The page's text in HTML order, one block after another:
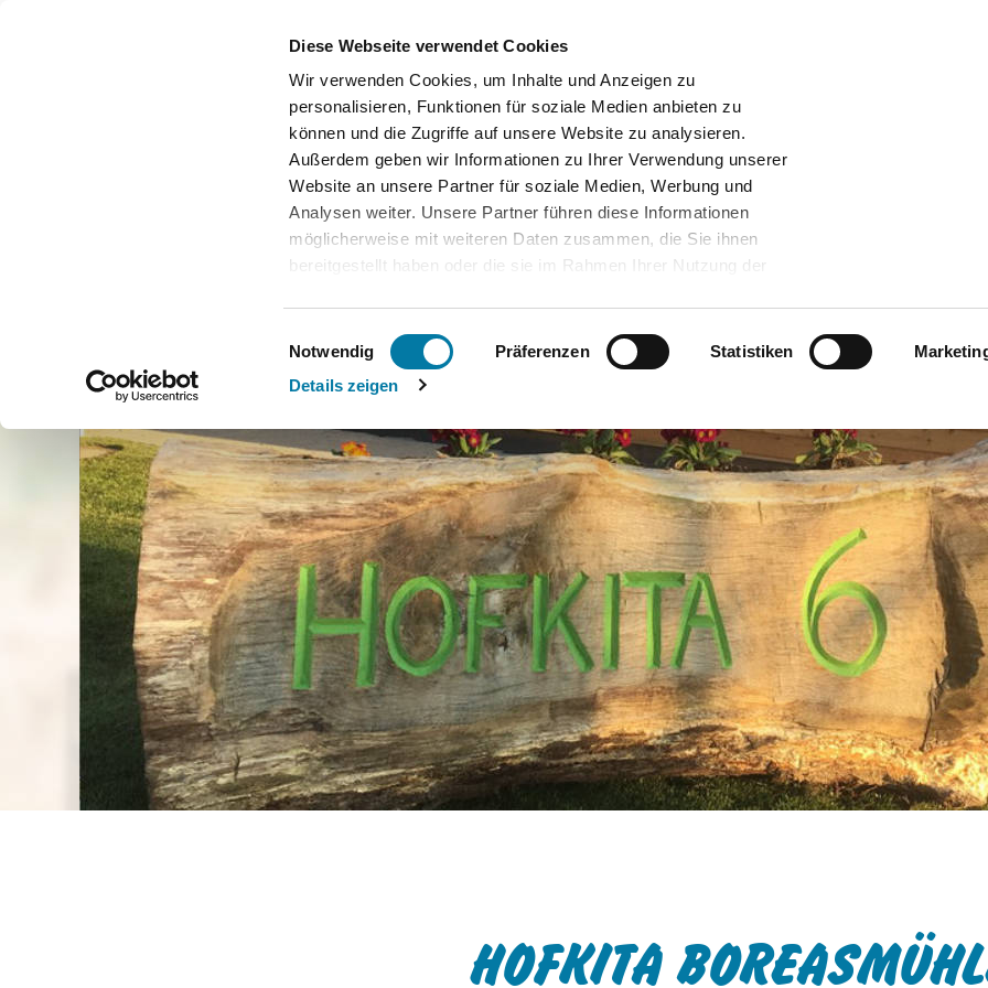
Diese Webseite verwendet Cookies
Wir verwenden Cookies, um Inhalte und Anzeigen zu
personalisieren, Funktionen für soziale Medien anbieten zu
können und die Zugriffe auf unsere Website zu analysieren.
Außerdem geben wir Informationen zu Ihrer Verwendung unserer
Website an unsere Partner für soziale Medien, Werbung und
Analysen weiter. Unsere Partner führen diese Informationen
möglicherweise mit weiteren Daten zusammen, die Sie ihnen
bereitgestellt haben oder die sie im Rahmen Ihrer Nutzung der
in den USA. Die Europäische Kommission hat am 10. Juli 2023
einen Angemessenheitsbeschluss gefasst, der ein hinreichendes
Datenschutzniveau für Datenverarbeitungen durch nach dem Data
bescheinigt. Sowohl die Liste der zertifizierten Unternehmen, als
auch weitere Informationen zu dem Data Privacy Framework
können Sie auf der Website des Handelsministeriums der USA
unterhttps://www.dataprivacyframework.gov
. Bei nicht-
zertifizierten Unternehmen besteht weiterhin das Risiko, dass Ihre
Daten durch US-Behörden zu Kontroll- und
Überwachungszwecken verarbeitet werden könnten, ohne dass
hiergegen ausreichende Rechtsmittel zur Verfügung stehen.
Indem Sie auf 'Alle Cookies zulassen' klicken, willigen Sie der
Verwendung von Cookies und der Datenverarbeitung durch
unsere Partner ein, einschließlich möglicher Datenübermittlungen
in die USA.
Wenn Sie auf "Nur notwendige Cookies" klicken, findet keine
Übermittlung an Dritte oder in die USA statt. Sie können Ihre
Einwilligungsauswahl
Notwendig Präferenzen Statistiken
Details zeigen
Das Förderprogramm
HOFKITA